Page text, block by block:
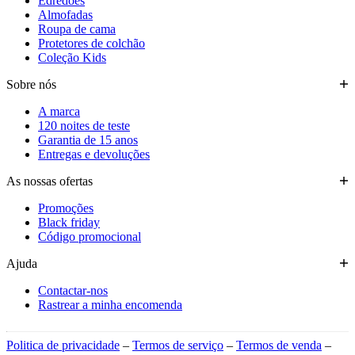
Almofadas
Roupa de cama
Protetores de colchão
Coleção Kids
Sobre nós
A marca
120 noites de teste
Garantia de 15 anos
Entregas e devoluções
As nossas ofertas
Promoções
Black friday
Código promocional
Ajuda
Contactar-nos
Rastrear a minha encomenda
Politica de privacidade – Termos de serviço – Termos de venda –